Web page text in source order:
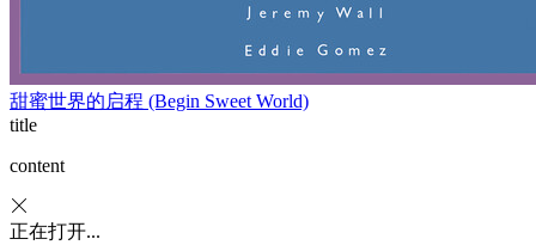
甜蜜世界的启程 (Begin Sweet World)
title
content
正在打开...